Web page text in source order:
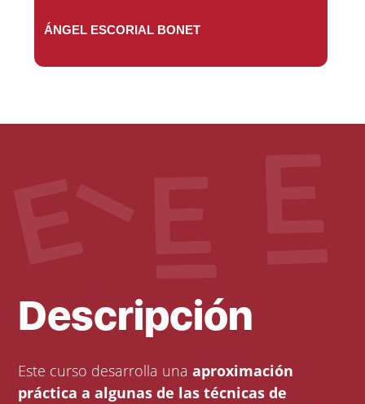
ÁNGEL ESCORIAL BONET
Descripción
Este curso desarrolla unaaproximación
práctica a algunas de las técnicas de